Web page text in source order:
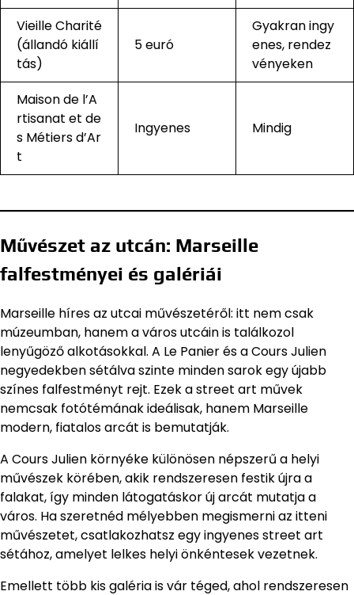
Vieille Charité
(állandó kiállí
tás)
5 euró
Gyakran ingy
enes, rendez
vényeken
Maison de l’A
rtisanat et de
s Métiers d’Ar
t
Ingyenes Mindig
Művészet az utcán: Marseille
falfestményei és galériái
Marseille híres az utcai művészetéről: itt nem csak
múzeumban, hanem a város utcáin is találkozol
lenyűgöző alkotásokkal. A Le Panier és a Cours Julien
negyedekben sétálva szinte minden sarok egy újabb
színes falfestményt rejt. Ezek a street art művek
nemcsak fotótémának ideálisak, hanem Marseille
modern, fiatalos arcát is bemutatják.
A Cours Julien környéke különösen népszerű a helyi
művészek körében, akik rendszeresen festik újra a
falakat, így minden látogatáskor új arcát mutatja a
város. Ha szeretnéd mélyebben megismerni az itteni
művészetet, csatlakozhatsz egy ingyenes street art
sétához, amelyet lelkes helyi önkéntesek vezetnek.
Emellett több kis galéria is vár téged, ahol rendszeresen